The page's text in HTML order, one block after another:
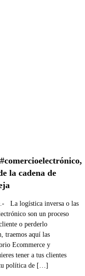
la cadena de
La logística inversa o las
son un proceso
o perderlo
traemos aquí las
Ecommerce y
tener a tus clientes
tu política de […]